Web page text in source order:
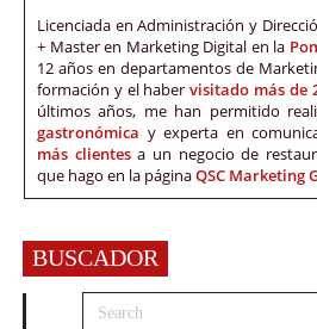
Licenciada en Administración y
+ Master en Marketing Digital en la
12 años en departamentos de
formación y el habervisitado más de
últimos años, me han permitido
gastronómica y experta en
más clientes a un negocio de
que hago en la páginaQSC Marketing
BUSCADOR